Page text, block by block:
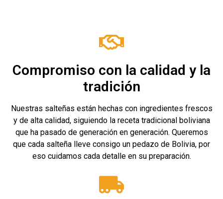
Compromiso con la calidad y la
tradición
Nuestras salteñas están hechas con ingredientes frescos
y de alta calidad, siguiendo la receta tradicional boliviana
que ha pasado de generación en generación. Queremos
que cada salteña lleve consigo un pedazo de Bolivia, por
eso cuidamos cada detalle en su preparación.